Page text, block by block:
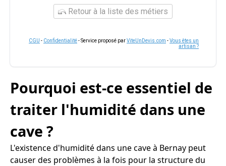
Retour à la liste des métiers
CGU - Confidentialité- Service proposé parViteUnDevis.com -Vous êtes un
artisan ?
Pourquoi est-ce essentiel de
traiter l'humidité dans une
cave ?
L'existence d'humidité dans une cave à Bernay peut
causer des problèmes à la fois pour la structure du